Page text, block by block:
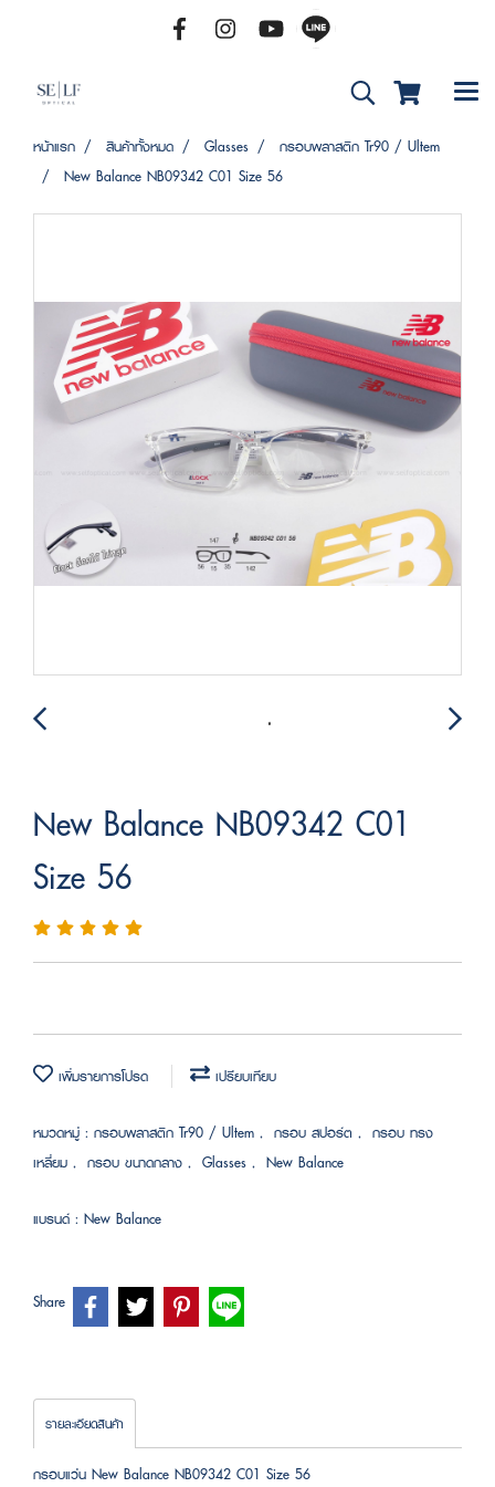
หน้าแรก สินค้าทั้งหมด Glasses
กรอบพลาสติก Tr90 / Ultem
New Balance NB09342 C01 Size 56
New Balance NB09342 C01
Size 56
เพิ่มรายการโปรด เปรียบเทียบ
หมวดหมู่ : กรอบพลาสติก Tr90 / Ultem , กรอบ สปอร์ต , กรอบ ทรง
เหลี่ยม , กรอบ ขนาดกลาง , Glasses , New Balance
แบรนด์ : New Balance
Share
รายละเอียดสินค้า
กรอบแว่น New Balance NB09342 C01 Size 56